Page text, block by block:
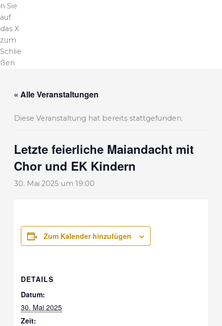
n Sie
auf
das X
zum
Schlie
ßen
« Alle Veranstaltungen
Diese Veranstaltung hat bereits stattgefunden.
Letzte feierliche Maiandacht mit
Chor und EK Kindern
30. Mai 2025 um 19:00
Zum Kalender hinzufügen
DETAILS
Datum:
30. Mai 2025
Zeit: